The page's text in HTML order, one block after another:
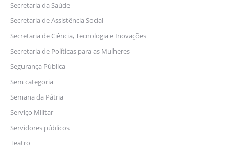
Secretaria da Saúde
Secretaria de Assistência Social
Secretaria de Ciência, Tecnologia e Inovações
Secretaria de Políticas para as Mulheres
Segurança Pública
Sem categoria
Semana da Pátria
Serviço Militar
Servidores públicos
Teatro